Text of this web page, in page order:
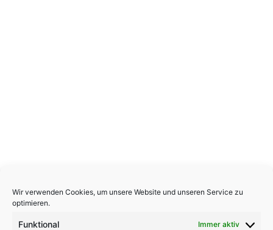
Wir verwenden Cookies, um unsere Website und unseren Service zu
optimieren.
Funktional Immer aktiv